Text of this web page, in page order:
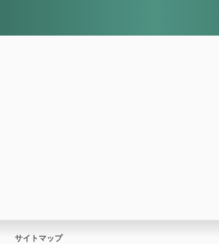
サイトマップ